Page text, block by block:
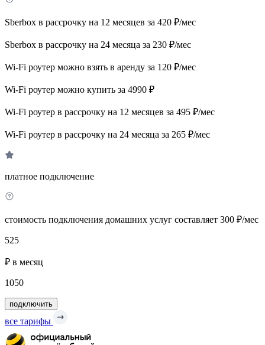
Sberbox в рассрочку на 12 месяцев за 420 ₽/мес
Sberbox в рассрочку на 24 месяца за 230 ₽/мес
Wi-Fi роутер можно взять в аренду за 120 ₽/мес
Wi-Fi роутер можно купить за 4990 ₽
Wi-Fi роутер в рассрочку на 12 месяцев за 495 ₽/мес
Wi-Fi роутер в рассрочку на 24 месяца за 265 ₽/мес
платное подключение
стоимость подключения домашних услуг составляет 300 ₽/мес
525
₽ в месяц
1050
подключить
все тарифы